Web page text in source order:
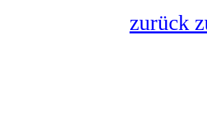
zurück